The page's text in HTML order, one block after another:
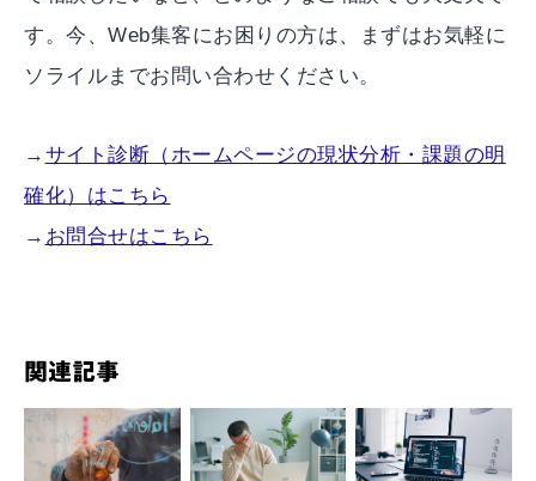
す。今、Web集客にお困りの方は、まずはお気軽に
ソライルまでお問い合わせください。
→ サイト診断（ホームページの現状分析・課題の明
確化）はこちら
→ お問合せはこちら
関連記事